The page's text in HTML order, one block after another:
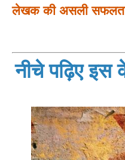
लेखक की असली
नीचे पढ़िए इस